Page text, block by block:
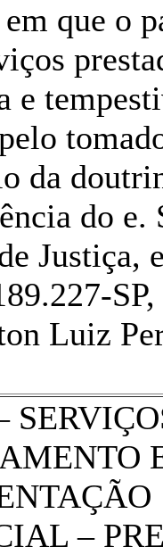
que o
e
da
do e.
Justiça,
Luiz
–